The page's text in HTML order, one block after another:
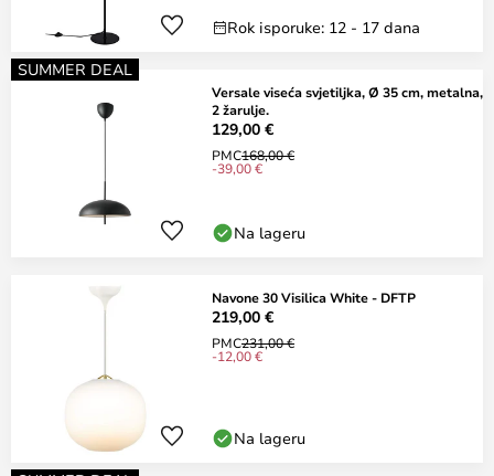
Rok isporuke: 12 - 17 dana
SUMMER DEAL
Versale viseća svjetiljka, Ø 35 cm, metalna,
2 žarulje.
129,00 €
PMC168,00 €
-39,00 €
Na lageru
Navone 30 Visilica White - DFTP
219,00 €
PMC231,00 €
-12,00 €
Na lageru